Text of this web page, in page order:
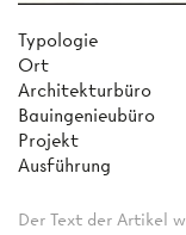
Typologie
Ort
Architekturbüro
Bauingenieubüro
Projekt
Ausführung
Der Text der Artikel